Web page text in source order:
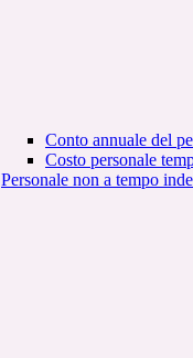
Conto annuale del
Costo personale
Personale non a tempo